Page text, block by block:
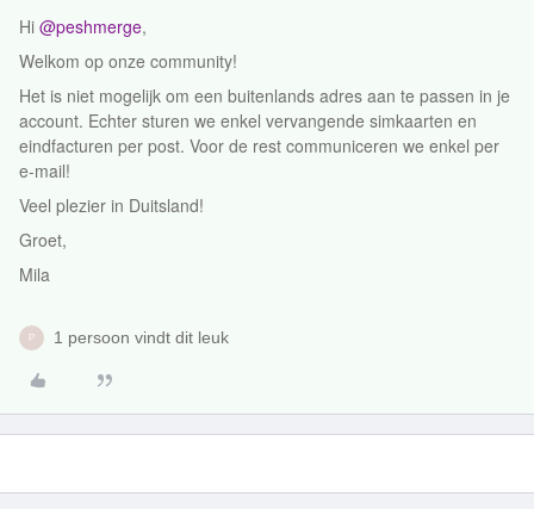
Hi @peshmerge,
Welkom op onze community!
Het is niet mogelijk om een buitenlands adres aan te passen in je
account. Echter sturen we enkel vervangende simkaarten en
eindfacturen per post. Voor de rest communiceren we enkel per
e-mail!
Veel plezier in Duitsland!
Groet,
Mila
P 1 persoon vindt dit leuk